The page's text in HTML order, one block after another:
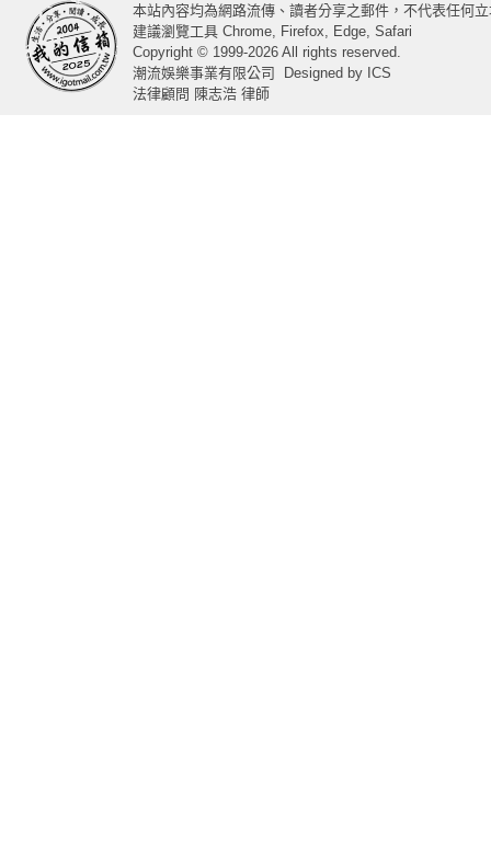
本站內容均為網路流傳、讀者分享之郵件，不代表任何
建議瀏覽工具 Chrome, Firefox, Edge, Safari
Copyright © 1999-2026 All rights reserved.
潮流娛樂事業有限公司
Designed by ICS
法律顧問 陳志浩 律師